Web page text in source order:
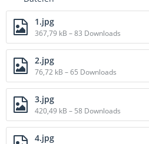
1.jpg
367,79 kB – 83 Downloads
2.jpg
76,72 kB – 65 Downloads
3.jpg
420,49 kB – 58 Downloads
4.jpg